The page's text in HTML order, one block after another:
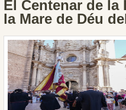
El Centenar de la
la Mare de Déu